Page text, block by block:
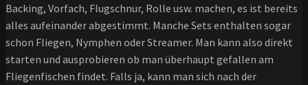
Backing, Vorfach, Flugschnur, Rolle usw. machen, es ist bereits
alles aufeinander abgestimmt. Manche Sets enthalten sogar
schon Fliegen, Nymphen oder Streamer. Man kann also direkt
starten und ausprobieren ob man überhaupt gefallen am
Fliegenfischen findet. Falls ja, kann man sich nach der